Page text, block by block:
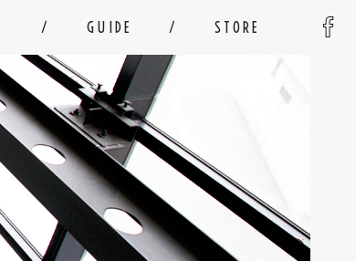
GUIDE STORE